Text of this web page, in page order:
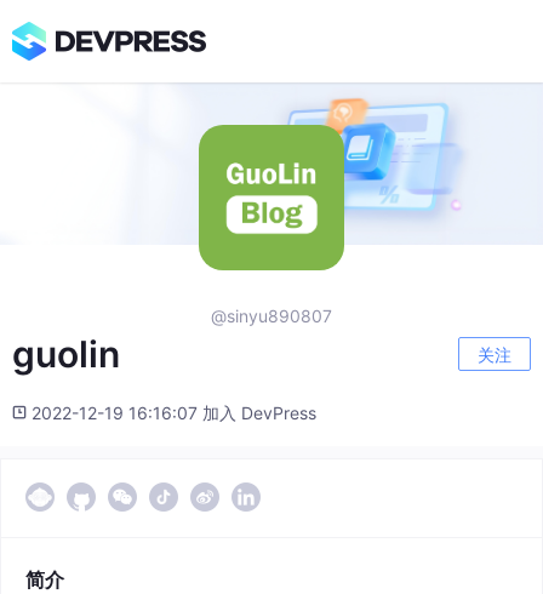
@sinyu890807
guolin 关注
2022-12-19 16:16:07 加入 DevPress
简介